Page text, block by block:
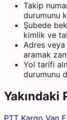
Takip
durumunu
Şubede
kimlik ve
Adres
aramak
Yol tarifi
durumunu
Yakındaki